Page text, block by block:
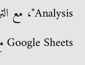
Google Sheets مع إضافات الذكاء الاصطناعي.